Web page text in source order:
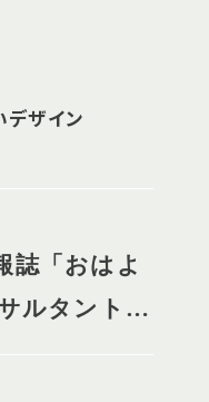
デザイン
誌「おはよ
ルタント木